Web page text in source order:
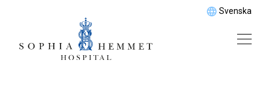
Svenska